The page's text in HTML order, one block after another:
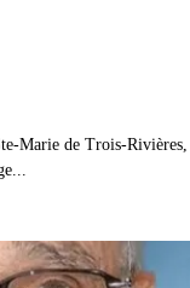
Marie de Trois-